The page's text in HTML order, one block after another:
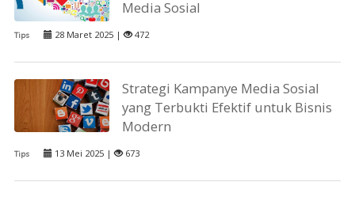
Media Sosial
Tips 28 Maret 2025 | 472
Strategi Kampanye Media Sosial
yang Terbukti Efektif untuk Bisnis
Modern
Tips 13 Mei 2025 | 673